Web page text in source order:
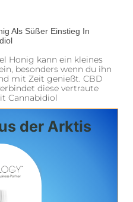
Als Süßer Einstieg In
Honig kann ein kleines
besonders wenn du ihn
mit Zeit genießt. CBD
diese vertraute
Cannabidiol
der Arktis